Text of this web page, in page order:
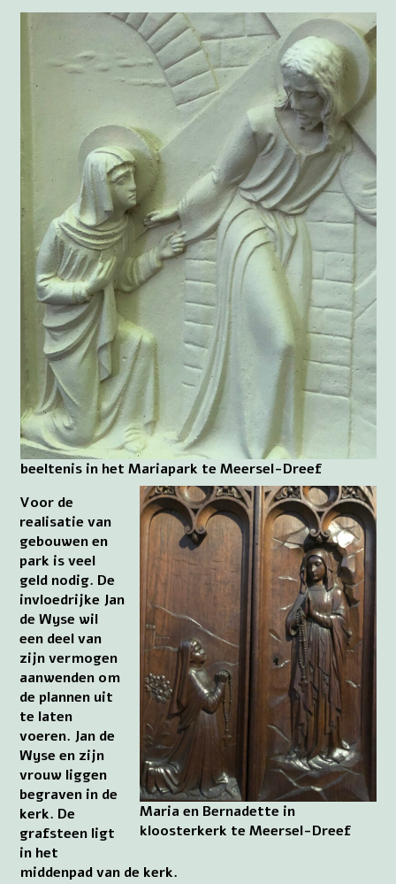
beeltenis in het Mariapark te Meersel-Dreef
Maria en Bernadette in
kloosterkerk te Meersel-Dreef
Voor de
realisatie van
gebouwen en
park is veel
geld nodig. De
invloedrijke Jan
de Wyse wil
een deel van
zijn vermogen
aanwenden om
de plannen uit
te laten
voeren. Jan de
Wyse en zijn
vrouw liggen
begraven in de
kerk. De
grafsteen ligt
in het
middenpad van de kerk.